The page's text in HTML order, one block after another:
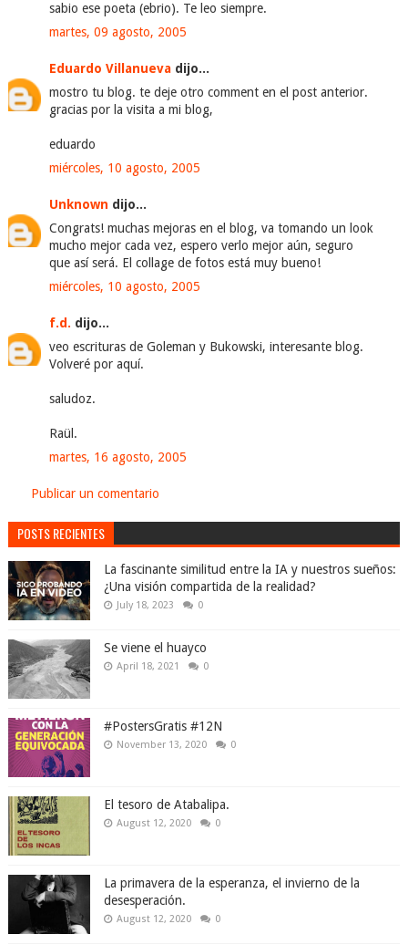
sabio ese poeta (ebrio). Te leo siempre.
martes, 09 agosto, 2005
Eduardo Villanuevadijo...
mostro tu blog. te deje otro comment en el post anterior.
gracias por la visita a mi blog,
eduardo
miércoles, 10 agosto, 2005
Unknown dijo...
Congrats! muchas mejoras en el blog, va tomando un look
mucho mejor cada vez, espero verlo mejor aún, seguro
que así será. El collage de fotos está muy bueno!
miércoles, 10 agosto, 2005
f.d. dijo...
veo escrituras de Goleman y Bukowski, interesante blog.
Volveré por aquí.
saludoz.
Raül.
martes, 16 agosto, 2005
Publicar un comentario
POSTS RECIENTES
La fascinante similitud entre la IA y nuestros sueños:
¿Una visión compartida de la realidad?
July 18, 2023 0
Se viene el huayco
April 18, 2021 0
#PostersGratis #12N
November 13, 2020 0
El tesoro de Atabalipa.
August 12, 2020 0
La primavera de la esperanza, el invierno de la
desesperación.
August 12, 2020 0